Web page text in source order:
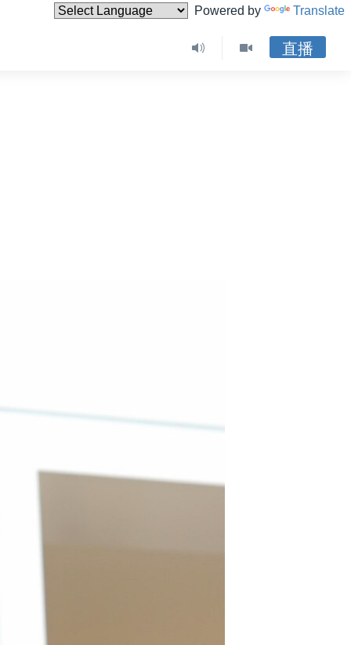
Powered by Translate
直播